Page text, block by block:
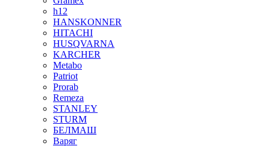
h12
HANSKONNER
HITACHI
HUSQVARNA
KARCHER
Metabo
Patriot
Prorab
Remeza
STANLEY
STURM
БЕЛМАШ
Варяг